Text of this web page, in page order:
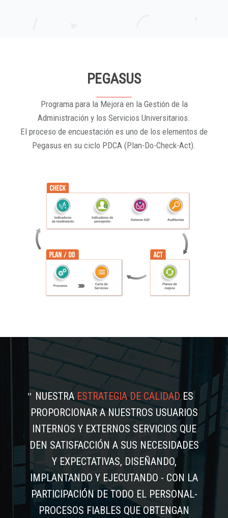
PEGASUS
Programa para la Mejora en la Gestión de la
Administración y los Servicios Universitarios.
El proceso de encuestación es uno de los elementos de
Pegasus en su ciclo PDCA (Plan-Do-Check-Act).
NUESTRAESTRATEGIA DE CALIDADES
PROPORCIONAR A NUESTROS USUARIOS
INTERNOS Y EXTERNOS SERVICIOS QUE
DEN SATISFACCIÓN A SUS NECESIDADES
Y EXPECTATIVAS, DISEÑANDO,
IMPLANTANDO Y EJECUTANDO - CON LA
PARTICIPACIÓN DE TODO EL PERSONAL-
PROCESOS FIABLES QUE OBTENGAN